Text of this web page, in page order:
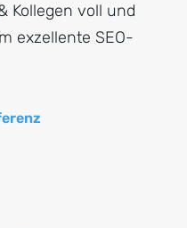
Kollegen voll und
exzellente SEO-